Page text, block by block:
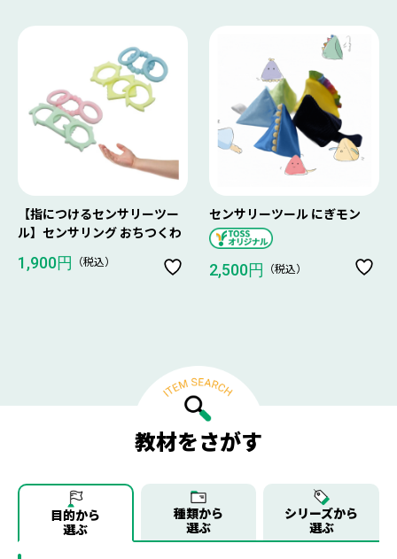
【指につけるセンサリーツー
ル】センサリング おちつくわ
1,900円 （税込）
センサリーツール にぎモン
2,500円 （税込）
教材をさがす
目的から
選ぶ
種類から
選ぶ
シリーズから
選ぶ